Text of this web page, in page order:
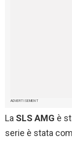
ADVERTISEMENT
La SLS AMG è
serie è stata